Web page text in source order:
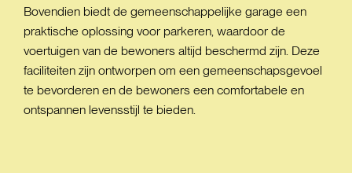
Bovendien biedt de gemeenschappelijke garage een
praktische oplossing voor parkeren, waardoor de
voertuigen van de bewoners altijd beschermd zijn. Deze
faciliteiten zijn ontworpen om een gemeenschapsgevoel
te bevorderen en de bewoners een comfortabele en
ontspannen levensstijl te bieden.